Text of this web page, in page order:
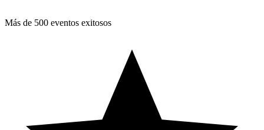
Más de 500 eventos exitosos